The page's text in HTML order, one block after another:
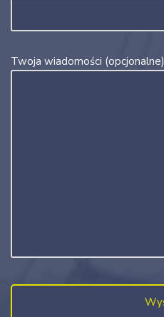
Twoja wiadomości (opcjonalne)